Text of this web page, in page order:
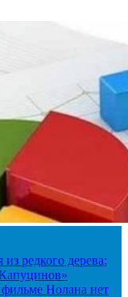
редкого дерева:
Нолана нет